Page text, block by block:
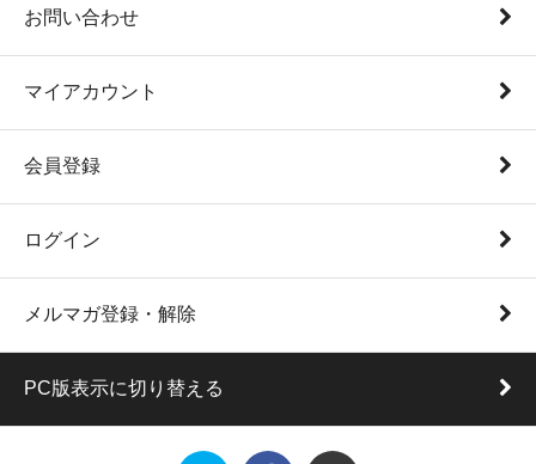
お問い合わせ
マイアカウント
会員登録
ログイン
メルマガ登録・解除
PC版表示に切り替える